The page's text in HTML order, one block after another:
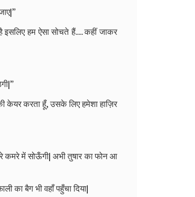
हम ऐसा सोचते हैं..... कहीं जाकर
केयर करता हूँ, उसके लिए हमेशा हाज़िर
कमरे में सोऊँगी| अभी तुषार का फोन आ
का बैग भी वहाँ पहुँचा दिया|